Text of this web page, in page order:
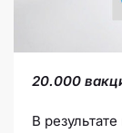
20.000
В